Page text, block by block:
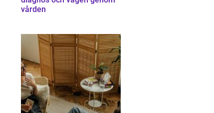
vården